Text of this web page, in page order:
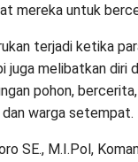
mereka untuk
terjadi ketika
juga melibatkan diri
pohon,
warga setempat.
SE., M.I.Pol,